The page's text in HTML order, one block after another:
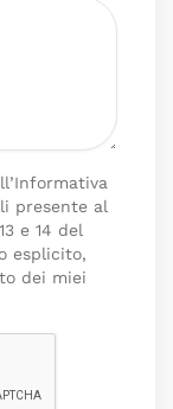
presente al
e 14 del
esplicito,
dei miei